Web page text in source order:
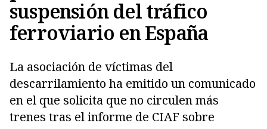
suspensión del tráfico
ferroviario en España
La asociación de víctimas del
descarrilamiento ha emitido un comunicado
en el que solicita que no circulen más
trenes tras el informe de CIAF sobre